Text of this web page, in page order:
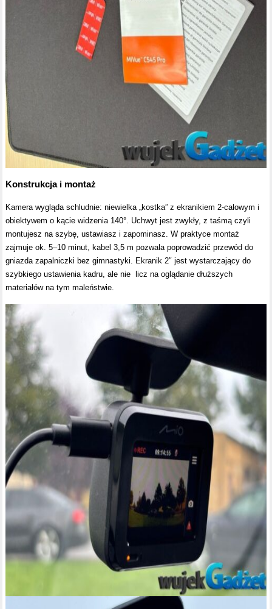
Konstrukcja i montaż
Kamera wygląda schludnie: niewielka „kostka” z ekranikiem 2-calowym i
obiektywem o kącie widzenia 140°. Uchwyt jest zwykły, z taśmą czyli
montujesz na szybę, ustawiasz i zapominasz. W praktyce montaż
zajmuje ok. 5–10 minut, kabel 3,5 m pozwala poprowadzić przewód do
gniazda zapalniczki bez gimnastyki. Ekranik 2″ jest wystarczający do
szybkiego ustawienia kadru, ale nie licz na oglądanie dłuższych
materiałów na tym maleństwie.